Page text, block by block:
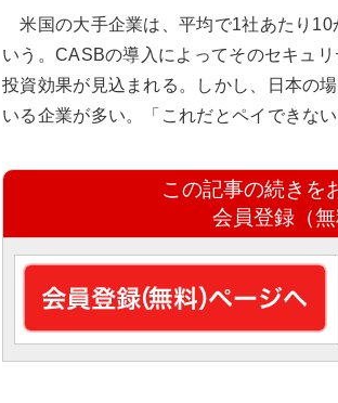
米国の大手企業は、平均で1社あたり10
いう。CASBの導入によってそのセキュ
投資効果が見込まれる。しかし、日本の
いる企業が多い。「これだとペイできない
この記事の続きを
会員登録（